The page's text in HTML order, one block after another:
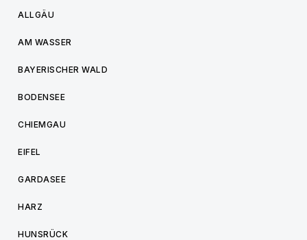
ALLGÄU
AM WASSER
BAYERISCHER WALD
BODENSEE
CHIEMGAU
EIFEL
GARDASEE
HARZ
HUNSRÜCK